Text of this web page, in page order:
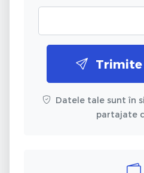
Trimite
Datele tale sunt în
partajate